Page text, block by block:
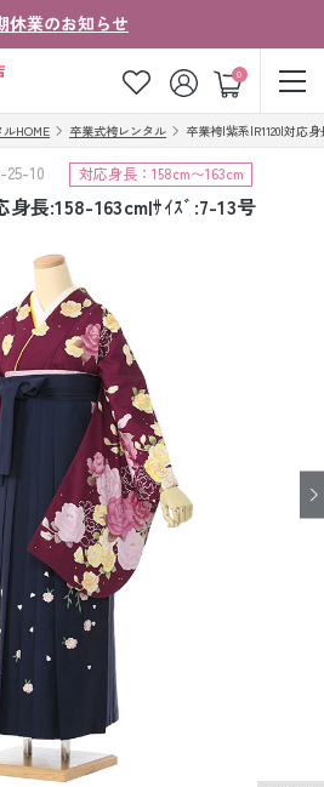
休業のお知らせ
0
ログイン カート
ご注文の流れ
お客様の声
法人・グループの
お客様はこちら
HOME 卒業式袴レンタル 卒業袴|紫系|R1120|対応
25-10 対応身長：158cm〜163cm
長:158-163cm|ｻｲｽﾞ:7-13号